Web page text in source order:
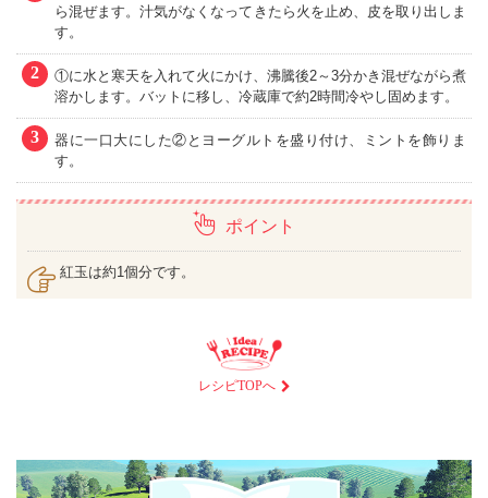
ら混ぜます。汁気がなくなってきたら火を止め、皮を取り出しま
す。
2
①に水と寒天を入れて火にかけ、沸騰後2～3分かき混ぜながら煮
溶かします。バットに移し、冷蔵庫で約2時間冷やし固めます。
3
器に一口大にした②とヨーグルトを盛り付け、ミントを飾りま
す。
ポイント
紅玉は約1個分です。
レシピTOPへ